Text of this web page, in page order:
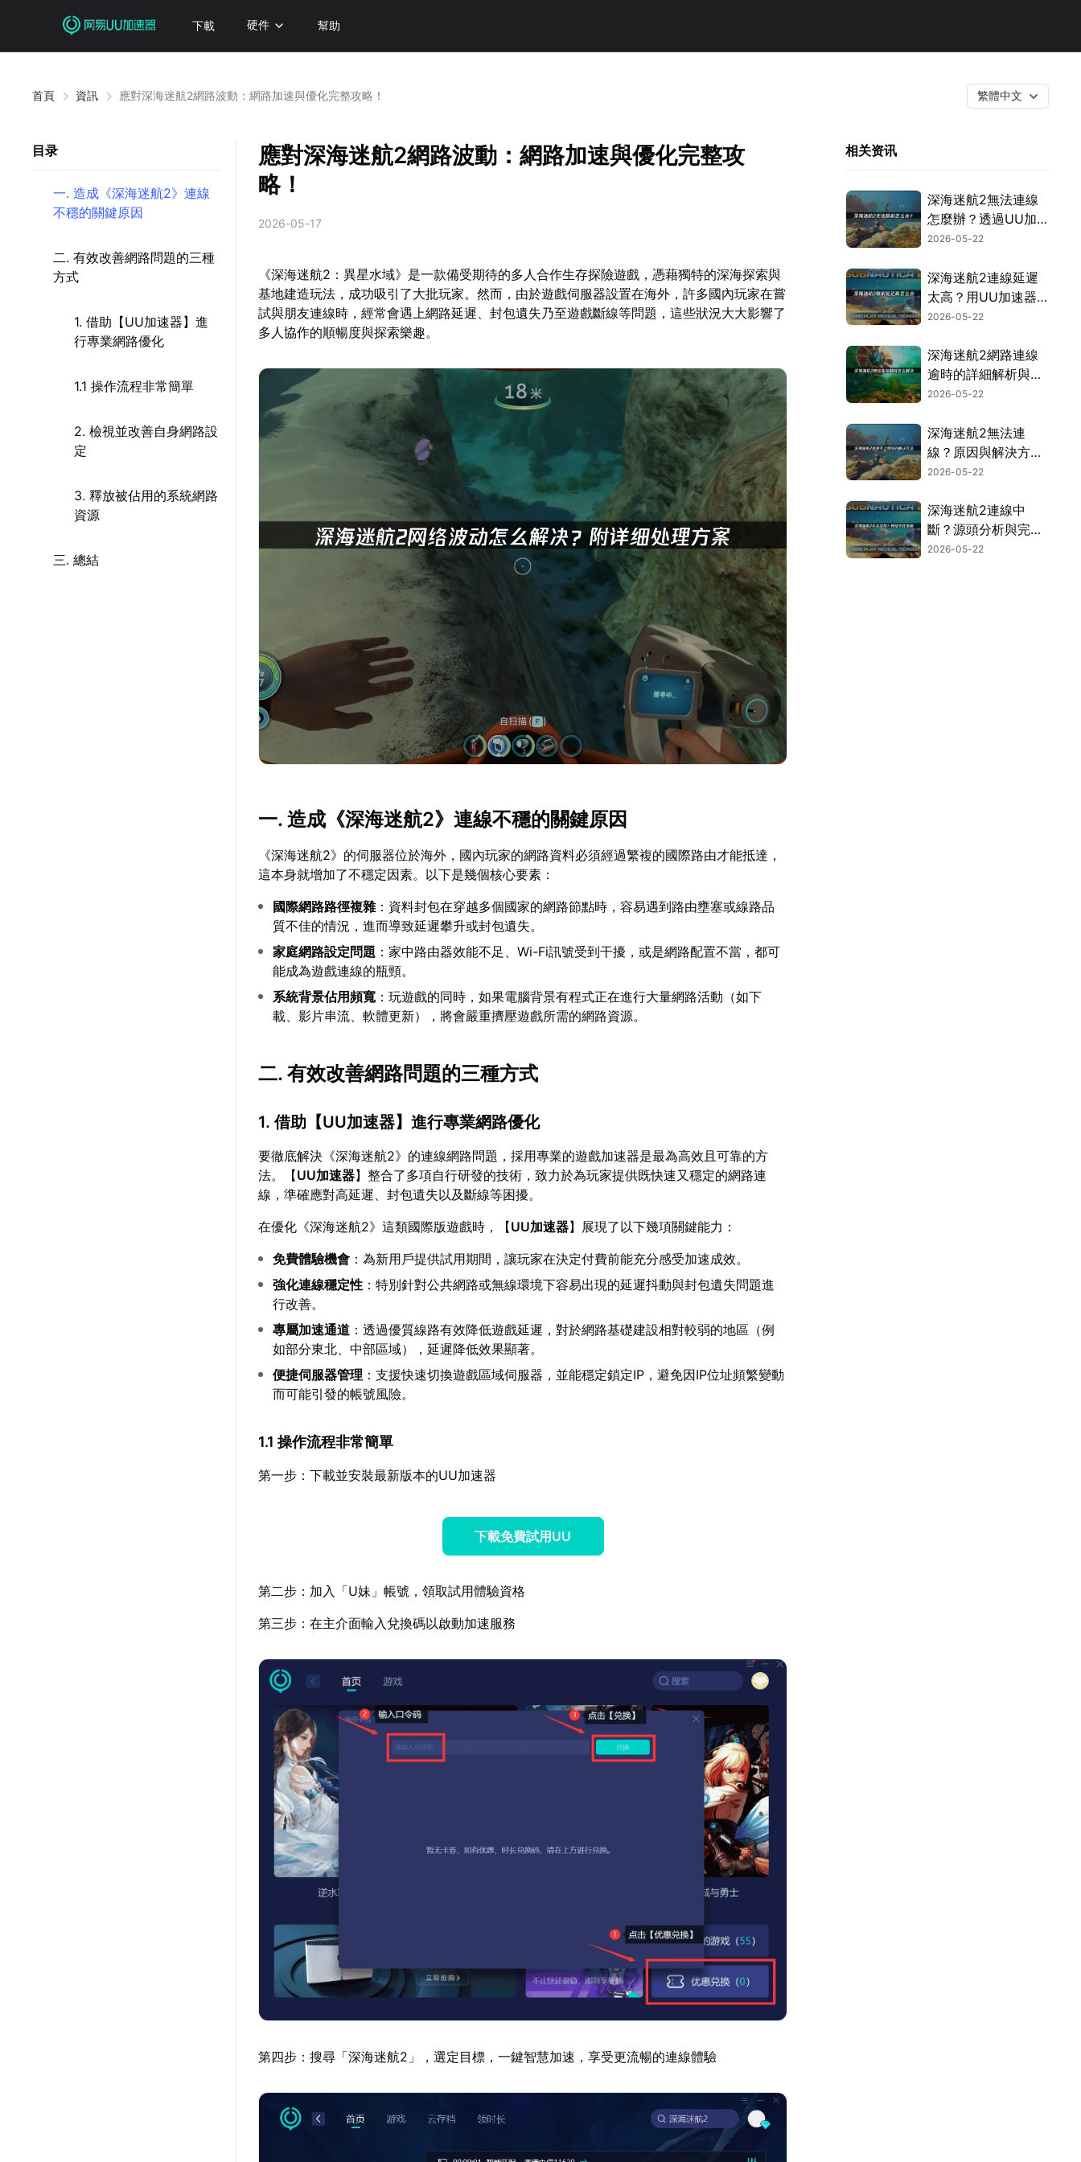
下載 硬件 幫助
首頁 資訊 應對深海迷航2網路波動：網路加速與優化完整攻略！ 繁體中文
目录
一. 造成《深海迷航2》連線
不穩的關鍵原因
二. 有效改善網路問題的三種
方式
1. 借助【UU加速器】進
行專業網路優化
1.1 操作流程非常簡單
2. 檢視並改善自身網路設
定
3. 釋放被佔用的系統網路
資源
三. 總結
應對深海迷航2網路波動：網路加速與優化完整攻
略！
2026-05-17
《深海迷航2：異星水域》是一款備受期待的多人合作生存探險遊戲，憑藉獨特的深海探索與
基地建造玩法，成功吸引了大批玩家。然而，由於遊戲伺服器設置在海外，許多國內玩家在嘗
試與朋友連線時，經常會遇上網路延遲、封包遺失乃至遊戲斷線等問題，這些狀況大大影響了
多人協作的順暢度與探索樂趣。
一. 造成《深海迷航2》連線不穩的關鍵原因
《深海迷航2》的伺服器位於海外，國內玩家的網路資料必須經過繁複的國際路由才能抵達，
這本身就增加了不穩定因素。以下是幾個核心要素：
國際網路路徑複雜：資料封包在穿越多個國家的網路節點時，容易遇到路由壅塞或線路品
質不佳的情況，進而導致延遲攀升或封包遺失。
家庭網路設定問題 ：家中路由器效能不足、Wi-Fi訊號受到干擾，或是網路配置不當，都可
能成為遊戲連線的瓶頸。
系統背景佔用頻寬：玩遊戲的同時，如果電腦背景有程式正在進行大量網路活動（如下
載、影片串流、軟體更新），將會嚴重擠壓遊戲所需的網路資源。
二. 有效改善網路問題的三種方式
1. 借助【UU加速器】進行專業網路優化
要徹底解決《深海迷航2》的連線網路問題，採用專業的遊戲加速器是最為高效且可靠的方
法。【UU加速器】整合了多項自行研發的技術，致力於為玩家提供既快速又穩定的網路連
線，準確應對高延遲、封包遺失以及斷線等困擾。
在優化《深海迷航2》這類國際版遊戲時，【UU加速器】展現了以下幾項關鍵能力：
免費體驗機會 ：為新用戶提供試用期間，讓玩家在決定付費前能充分感受加速成效。
強化連線穩定性 ：特別針對公共網路或無線環境下容易出現的延遲抖動與封包遺失問題進
行改善。
專屬加速通道 ：透過優質線路有效降低遊戲延遲，對於網路基礎建設相對較弱的地區（例
如部分東北、中部區域），延遲降低效果顯著。
便捷伺服器管理 ：支援快速切換遊戲區域伺服器，並能穩定鎖定IP，避免因IP位址頻繁變動
而可能引發的帳號風險。
1.1 操作流程非常簡單
第一步：下載並安裝最新版本的UU加速器
下載免費試用UU
第二步：加入「U妹」帳號，領取試用體驗資格
第三步：在主介面輸入兌換碼以啟動加速服務
第四步：搜尋「深海迷航2」，選定目標，一鍵智慧加速，享受更流暢的連線體驗
相关资讯
深海迷航2無法連線
怎麼辦？透過UU加
速器就能在異星水域
2026-05-22
深海迷航2連線延遲
太高？用UU加速器
讓你順暢遊玩！
2026-05-22
深海迷航2網路連線
逾時的詳細解析與加
速優化方案！
2026-05-22
深海迷航2無法連
線？原因與解決方法
一次看！
2026-05-22
深海迷航2連線中
斷？源頭分析與完整
解決方案大公開！
2026-05-22